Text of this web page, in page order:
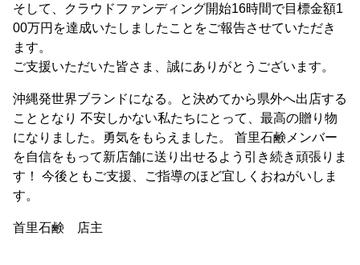
そして、クラウドファンディング開始16時間で目標金額1
00万円を達成いたしましたことをご報告させていただき
ます。
ご支援いただいた皆さま、誠にありがとうございます。
沖縄発世界ブランドになる。と決めてから県外へ出店する
こととなり 不安しかない私たちにとって、最高の贈り物
になりました。勇気をもらえました。 首里石鹸メンバー
を自信をもって新店舗に送り出せるよう引き続き頑張りま
す！ 今後ともご支援、ご指導のほど宜しくおねがいしま
す。
首里石鹸 店主